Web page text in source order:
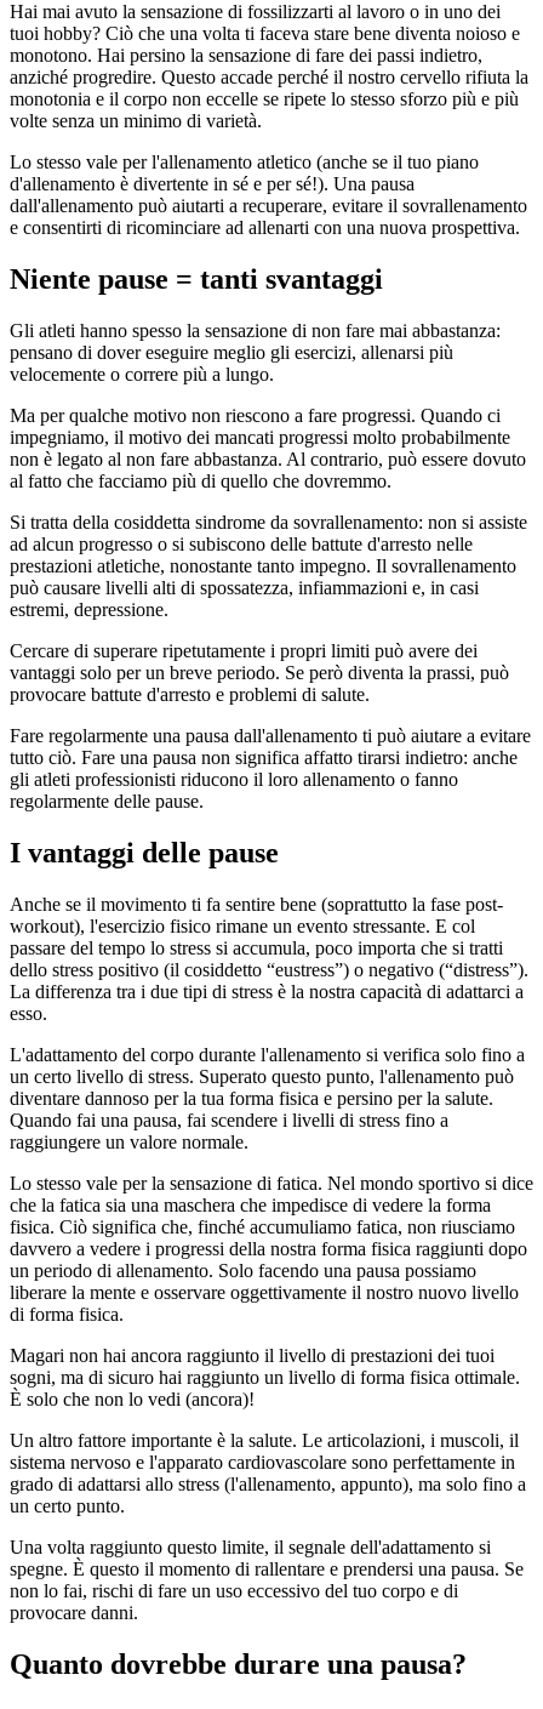
Hai mai avuto la sensazione di fossilizzarti al lavoro o in uno dei
tuoi hobby? Ciò che una volta ti faceva stare bene diventa noioso e
monotono. Hai persino la sensazione di fare dei passi indietro,
anziché progredire. Questo accade perché il nostro cervello rifiuta la
monotonia e il corpo non eccelle se ripete lo stesso sforzo più e più
volte senza un minimo di varietà.
Lo stesso vale per l'allenamento atletico (anche se il tuo piano
d'allenamento è divertente in sé e per sé!). Una pausa
dall'allenamento può aiutarti a recuperare, evitare il sovrallenamento
e consentirti di ricominciare ad allenarti con una nuova prospettiva.
Niente pause = tanti svantaggi
Gli atleti hanno spesso la sensazione di non fare mai abbastanza:
pensano di dover eseguire meglio gli esercizi, allenarsi più
velocemente o correre più a lungo.
Ma per qualche motivo non riescono a fare progressi. Quando ci
impegniamo, il motivo dei mancati progressi molto probabilmente
non è legato al non fare abbastanza. Al contrario, può essere dovuto
al fatto che facciamo più di quello che dovremmo.
Si tratta della cosiddetta sindrome da sovrallenamento: non si assiste
ad alcun progresso o si subiscono delle battute d'arresto nelle
prestazioni atletiche, nonostante tanto impegno. Il sovrallenamento
può causare livelli alti di spossatezza, infiammazioni e, in casi
estremi, depressione.
Cercare di superare ripetutamente i propri limiti può avere dei
vantaggi solo per un breve periodo. Se però diventa la prassi, può
provocare battute d'arresto e problemi di salute.
Fare regolarmente una pausa dall'allenamento ti può aiutare a evitare
tutto ciò. Fare una pausa non significa affatto tirarsi indietro: anche
gli atleti professionisti riducono il loro allenamento o fanno
regolarmente delle pause.
I vantaggi delle pause
Anche se il movimento ti fa sentire bene (soprattutto la fase post-
workout), l'esercizio fisico rimane un evento stressante. E col
passare del tempo lo stress si accumula, poco importa che si tratti
dello stress positivo (il cosiddetto “eustress”) o negativo (“distress”).
La differenza tra i due tipi di stress è la nostra capacità di adattarci a
esso.
L'adattamento del corpo durante l'allenamento si verifica solo fino a
un certo livello di stress. Superato questo punto, l'allenamento può
diventare dannoso per la tua forma fisica e persino per la salute.
Quando fai una pausa, fai scendere i livelli di stress fino a
raggiungere un valore normale.
Lo stesso vale per la sensazione di fatica. Nel mondo sportivo si dice
che la fatica sia una maschera che impedisce di vedere la forma
fisica. Ciò significa che, finché accumuliamo fatica, non riusciamo
davvero a vedere i progressi della nostra forma fisica raggiunti dopo
un periodo di allenamento. Solo facendo una pausa possiamo
liberare la mente e osservare oggettivamente il nostro nuovo livello
di forma fisica.
Magari non hai ancora raggiunto il livello di prestazioni dei tuoi
sogni, ma di sicuro hai raggiunto un livello di forma fisica ottimale.
È solo che non lo vedi (ancora)!
Un altro fattore importante è la salute. Le articolazioni, i muscoli, il
sistema nervoso e l'apparato cardiovascolare sono perfettamente in
grado di adattarsi allo stress (l'allenamento, appunto), ma solo fino a
un certo punto.
Una volta raggiunto questo limite, il segnale dell'adattamento si
spegne. È questo il momento di rallentare e prendersi una pausa. Se
non lo fai, rischi di fare un uso eccessivo del tuo corpo e di
provocare danni.
Quanto dovrebbe durare una pausa?